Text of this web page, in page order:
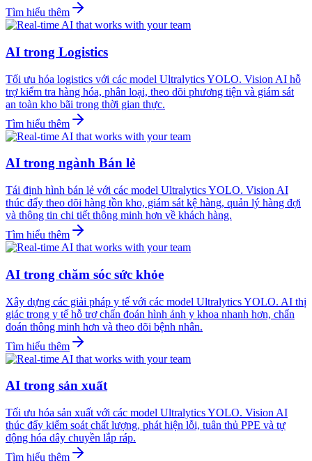
Tìm hiểu thêm
AI trong Logistics
Tối ưu hóa logistics với các model Ultralytics YOLO. Vision AI hỗ
trợ kiểm tra hàng hóa, phân loại, theo dõi phương tiện và giám sát
an toàn kho bãi trong thời gian thực.
Tìm hiểu thêm
AI trong ngành Bán lẻ
Tái định hình bán lẻ với các model Ultralytics YOLO. Vision AI
thúc đẩy theo dõi hàng tồn kho, giám sát kệ hàng, quản lý hàng đợi
và thông tin chi tiết thông minh hơn về khách hàng.
Tìm hiểu thêm
AI trong chăm sóc sức khỏe
Xây dựng các giải pháp y tế với các model Ultralytics YOLO. AI thị
giác trong y tế hỗ trợ chẩn đoán hình ảnh y khoa nhanh hơn, chẩn
đoán thông minh hơn và theo dõi bệnh nhân.
Tìm hiểu thêm
AI trong sản xuất
Tối ưu hóa sản xuất với các model Ultralytics YOLO. Vision AI
thúc đẩy kiểm soát chất lượng, phát hiện lỗi, tuân thủ PPE và tự
động hóa dây chuyền lắp ráp.
Tìm hiểu thêm